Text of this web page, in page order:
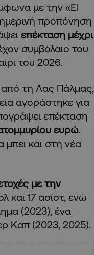
με την «El
προπόνηση
επέκταση μέχρι
συμβόλαιο του
του 2026.
τη Λας Πάλμας,
αγοράστηκε για
επέκταση
ευρώ.
μπει και στη νέα
με την
και 17 ασίστ, ενώ
(2023), ένα
Καπ (2023, 2025).